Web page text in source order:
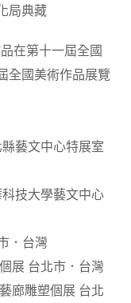
局典藏
在第十一屆全國
全國美術作品展覽
藝文中心特展室
技大學藝文中心
．台灣
展 台北市．台灣
廊雕塑個展 台北